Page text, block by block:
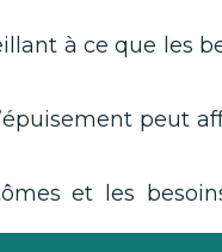
à ce que les
peut
et les